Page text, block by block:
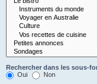
Rechercher dans les sous-
Oui
Non